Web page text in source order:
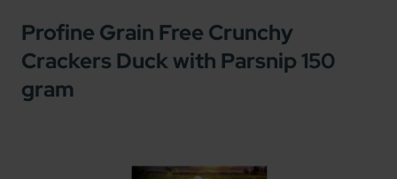
Profine Grain Free Crunchy
Crackers Duck with Parsnip 150
gram